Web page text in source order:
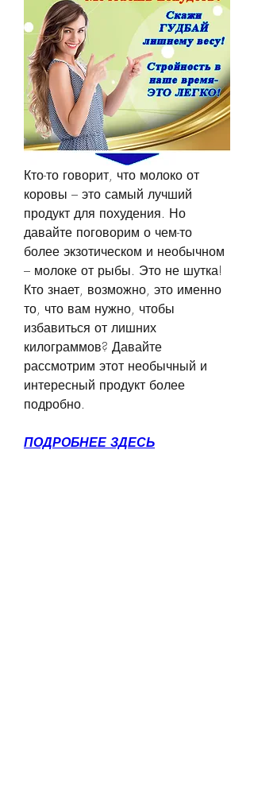
Кто-то говорит, что молоко от
коровы – это самый лучший
продукт для похудения. Но
давайте поговорим о чем-то
более экзотическом и необычном
– молоке от рыбы. Это не шутка!
Кто знает, возможно, это именно
то, что вам нужно, чтобы
избавиться от лишних
килограммов? Давайте
рассмотрим этот необычный и
интересный продукт более
подробно.
ПОДРОБНЕЕ ЗДЕСЬ